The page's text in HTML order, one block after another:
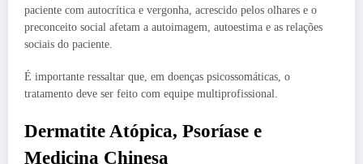
paciente com autocrítica e vergonha, acrescido pelos olhares e o
preconceito social afetam a autoimagem, autoestima e as relações
sociais do paciente.
É importante ressaltar que, em doenças psicossomáticas, o
tratamento deve ser feito com equipe multiprofissional.
Dermatite Atópica, Psoríase e
Medicina Chinesa